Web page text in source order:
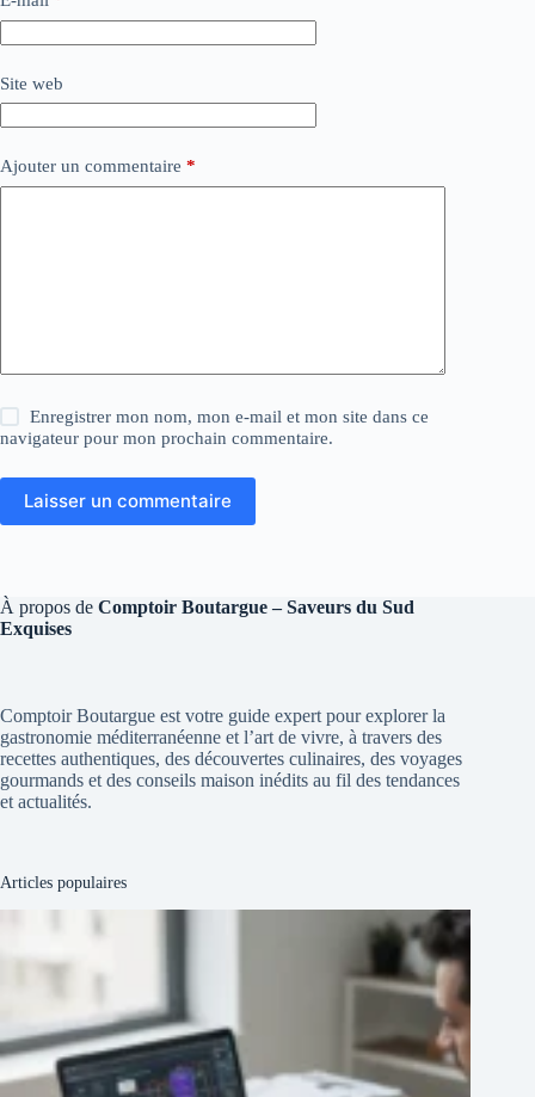
Site web
Ajouter un commentaire *
Enregistrer mon nom, mon e-mail et mon site dans ce
navigateur pour mon prochain commentaire.
Laisser un commentaire
À propos de Comptoir Boutargue – Saveurs du Sud
Exquises
Comptoir Boutargue est votre guide expert pour explorer la
gastronomie méditerranéenne et l’art de vivre, à travers des
recettes authentiques, des découvertes culinaires, des voyages
gourmands et des conseils maison inédits au fil des tendances
et actualités.
Articles populaires